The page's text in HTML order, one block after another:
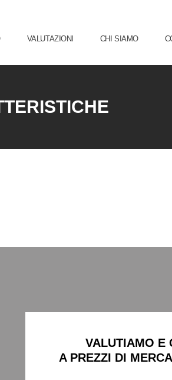
VALUTAZIONI CHI SIAMO
VALUTIAMO E
A PREZZI DI